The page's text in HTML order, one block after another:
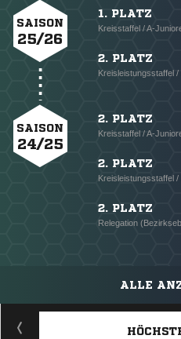
SAISON
25/26
1. PLATZ
Kreisstaffel / A-
2. PLATZ
Kreisleistungsstaffel
SAISON
24/25
2. PLATZ
Kreisstaffel / A-
2. PLATZ
Kreisleistungsstaffel /
2. PLATZ
Relegation
ALLE